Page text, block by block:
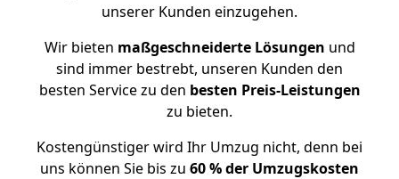
unserer Kunden einzugehen.
Wir bieten maßgeschneiderte Lösungen und
sind immer bestrebt, unseren Kunden den
besten Service zu den besten Preis-Leistungen
zu bieten.
Kostengünstiger wird Ihr Umzug nicht, denn bei
uns können Sie bis zu 60 % der Umzugskosten